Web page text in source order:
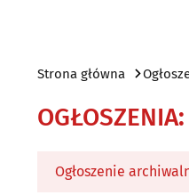
Strona główna
OGŁOSZENIA:
Ogłoszenie